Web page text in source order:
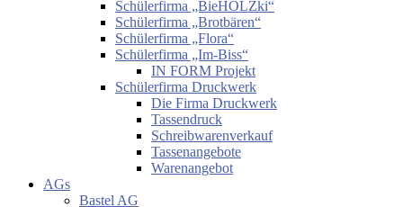
Schülerfirma „BieHOLZki“
Schülerfirma „Brotbären“
Schülerfirma „Flora“
Schülerfirma „Im-Biss“
IN FORM Projekt
Schülerfirma Druckwerk
Die Firma Druckwerk
Tassendruck
Schreibwarenverkauf
Tassenangebote
Warenangebot
AGs
Bastel AG